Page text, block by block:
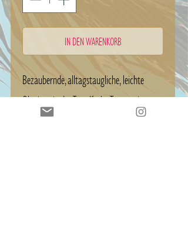
IN DEN WARENKORB
Bezaubernde, alltagstaugliche, leichte
Ohrringe in der Trendfarbe Taupe mit
Ohrhaken.